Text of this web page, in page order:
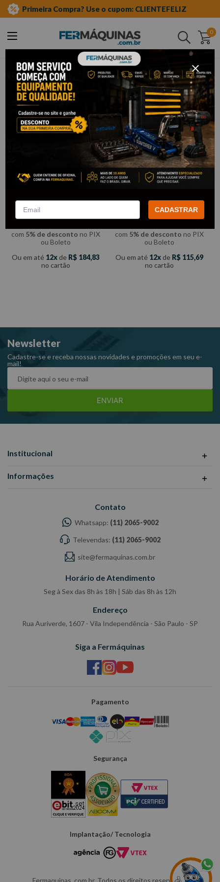
Primeira Compra? Use o cupom: CLIENTEFELIZ
0
Buscar
viluz
Viluz
Filtrar
Vulcanizador de Pneus
V260 VILUZ
Por:R$2.107,17
com 5% de desconto no PIX
ou Boleto
Ou em até 12 de R$ 184,83
no cartão
Assentador de Talão – V332
Por:R$1.318,94
com 5% de desconto no PIX
ou Boleto
Ou em até 12 de R$ 115,69
no cartão
Newsletter
Cadastre-se e receba nossas novidades e promoções em seu e-
mail!
ENVIAR
Institucional
Informações
Contato
Whatsapp: (11) 2065-9002
Televendas: (11) 2065-9002
site@fermaquinas.com.br
Horário de Atendimento
Seg à Sex das 8h às 18h | Sáb das 8h às 12h
Endereço
Rua Auriverde, 1607 - Vila Independência - São Paulo - SP
Siga a Fermáquinas
Pagamento
Segurança
Implantação/ Tecnologia
CADASTRAR